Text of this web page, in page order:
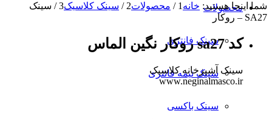
محصولات
سینک فانتزی
سینک نیمه فانتزی
سینک باکسی
شما اینجا هستید: خانه 1
/ محصولات2
/ سینک کلاسیک3
/ سینک
SA27 – روکار
کد sa27 روکار نگین الماس
سینک آشپزخانه کلاسیک
www.neginalmasco.ir